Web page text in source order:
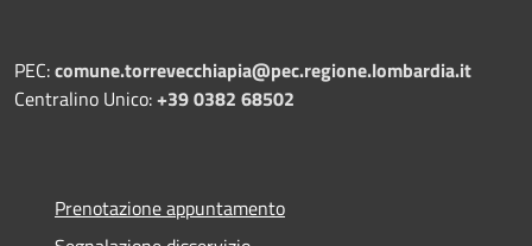
PEC:comune.torrevecchiapia@pec.regione.lombardia.it
Centralino Unico:+39 0382 68502
Prenotazione appuntamento